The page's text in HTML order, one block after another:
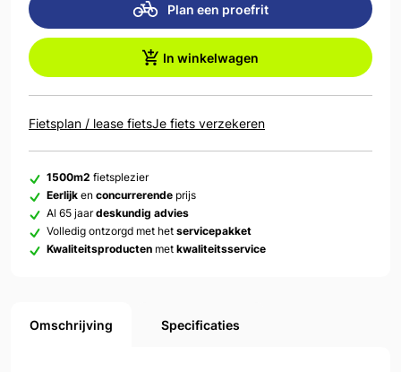
Plan een proefrit
In winkelwagen
Fietsplan / lease fietsJe fiets verzekeren
1500m2 fietsplezier
Eerlijk en concurrerende prijs
Al 65 jaardeskundig advies
Volledig ontzorgd met het servicepakket
Kwaliteitsproducten met kwaliteitsservice
Omschrijving Specificaties